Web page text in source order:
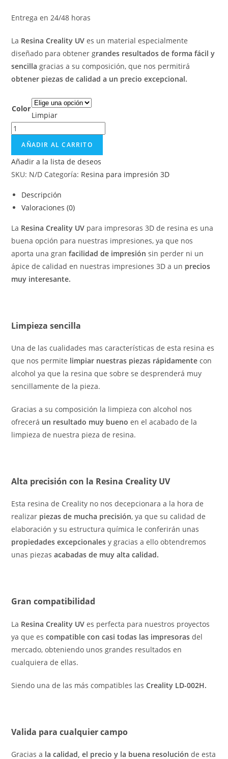
Entrega en 24/48 horas
La Resina Creality UV es un material especialmente
diseñado para obtener grandes resultados de forma fácil y
sencilla gracias a su composición, que nos permitirá
obtener piezas de calidad a un precio excepcional.
Color
Limpiar
AÑADIR AL CARRITO
Añadir a la lista de deseos
SKU: N/D Categoría: Resina para impresión 3D
Descripción
Valoraciones (0)
La Resina Creality UV para impresoras 3D de resina es una
buena opción para nuestras impresiones, ya que nos
aporta una granfacilidad de impresión sin perder ni un
ápice de calidad en nuestras impresiones 3D a un precios
muy interesante.
Limpieza sencilla
Una de las cualidades mas características de esta resina es
que nos permite limpiar nuestras piezas rápidamente con
alcohol ya que la resina que sobre se desprenderá muy
sencillamente de la pieza.
Gracias a su composición la limpieza con alcohol nos
ofrecerá un resultado muy bueno en el acabado de la
limpieza de nuestra pieza de resina.
Alta precisión con la Resina Creality UV
Esta resina de Creality no nos decepcionara a la hora de
realizar piezas de mucha precisión, ya que su calidad de
elaboración y su estructura química le conferirán unas
propiedades excepcionales y gracias a ello obtendremos
unas piezasacabadas de muy alta calidad.
Gran compatibilidad
La Resina Creality UV es perfecta para nuestros proyectos
ya que escompatible con casi todas las impresoras del
mercado, obteniendo unos grandes resultados en
cualquiera de ellas.
Siendo una de las más compatibles lasCreality LD-002H.
Valida para cualquier campo
Gracias a la calidad, el precio y la buena resolución de esta